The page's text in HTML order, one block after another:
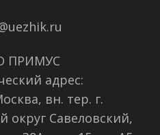
ПРИМУС
адрес:
вн. тер. г.
округ Савеловский,